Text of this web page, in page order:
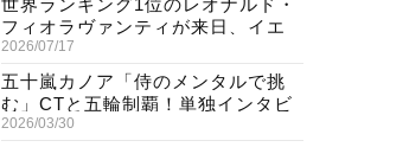
世界ランキング1位のレオナルド・
フィオラヴァンティが来日、イエ
ロージャージ獲得直後の独占イン
タビュー
2026/07/17
五十嵐カノア「侍のメンタルで挑
む」CTと五輪制覇！単独インタビ
ューで熱弁
2026/03/30